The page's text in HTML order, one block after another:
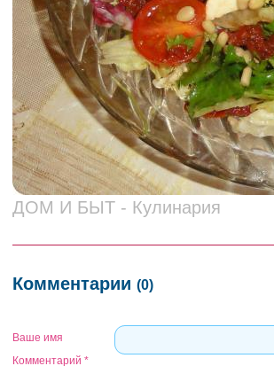
ДОМ И БЫТ - Кулинария
Комментарии (0)
Ваше имя
Комментарий *